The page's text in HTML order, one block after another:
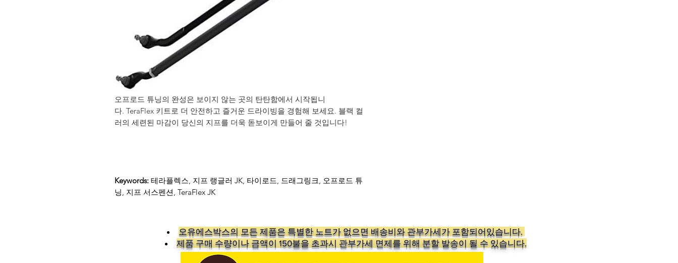
오프로드 튜닝의 완성은 보이지 않는 곳의 탄탄함에서 시작됩니
다. TeraFlex 키트로 더 안전하고 즐거운 드라이빙을 경험해 보세요. 블랙 컬
러의 세련된 마감이 당신의 지프를 더욱 돋보이게 만들어 줄 것입니다!
Keywords: 테라플렉스, 지프 랭글러 JK, 타이로드, 드래그링크, 오프로드 튜
닝, 지프 서스펜션, TeraFlex JK
오유에스박스의 ​모든 제품은 특별한 노트가 없으면 배송비와 관부가세가 포함되어있습니다.
​제품 구매 수량이나 금액이 150불을 초과시 관부가세 면제를 위해 분할 발송이 될 수 있습니다.